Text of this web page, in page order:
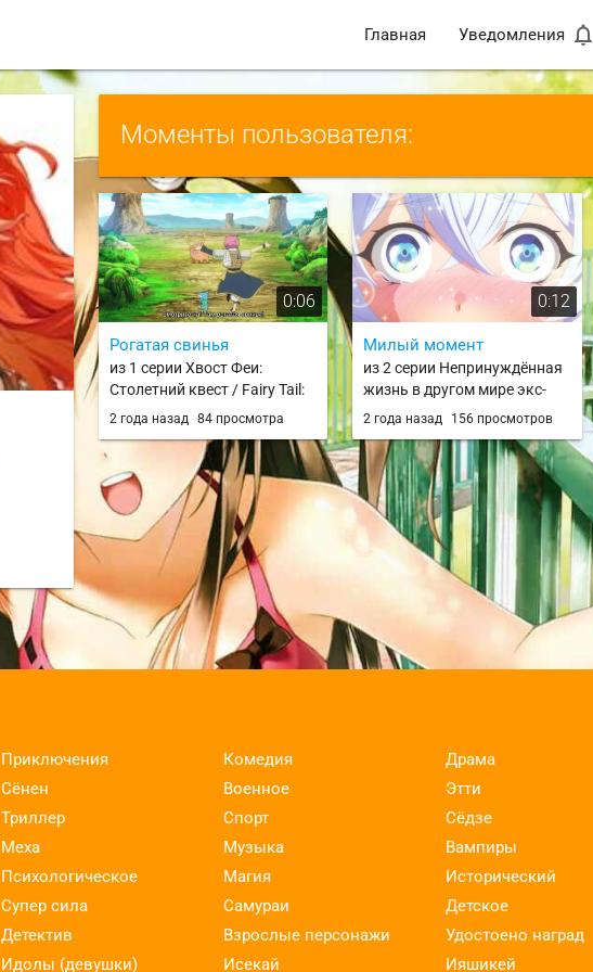
Главная Уведомления notifications_none
Моменты пользователя:
0:06
Рогатая свинья
из 1 серии Хвост Феи:
Столетний квест / Fairy Tail:
100-nen Quest
2 года назад 84 просмотра
0:12
Милый момент
из 2 серии Непринуждённая
жизнь в другом мире экс-
кандидата в герои,
второго уровня / Lv2 kara
Cheat datta Motoyuusha
Kouho no Mattari Isekai Life
2 года назад 156 просмотров
Приключения Комедия Драма
Сёнен Военное Этти
Триллер Спорт Сёдзе
Меха Музыка Вампиры
Психологическое Магия Исторический
Супер сила Самураи Детское
Детектив Взрослые персонажи Удостоено наград
Идолы (девушки) Исекай Ияшикей